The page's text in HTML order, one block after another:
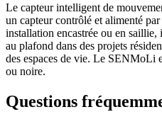
Le capteur intelligent de
un capteur contrôlé et alimenté
installation encastrée ou en
au plafond dans des projets
des espaces de vie. Le SENMoLi
ou noire.
Questions